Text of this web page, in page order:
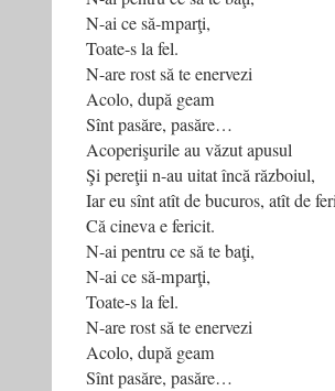
N-ai ce să-mparţi,
Toate-s la fel.
N-are rost să te enervezi
Acolo, după geam
Sînt pasăre, pasăre…
Acoperişurile au văzut apusul
Şi pereţii n-au uitat încă războiul,
Iar eu sînt atît de bucuros, atît de
Că cineva e fericit.
N-ai pentru ce să te baţi,
N-ai ce să-mparţi,
Toate-s la fel.
N-are rost să te enervezi
Acolo, după geam
Sînt pasăre, pasăre…